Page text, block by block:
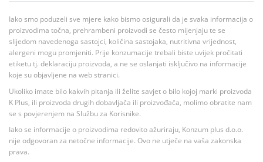
Iako smo poduzeli sve mjere kako bismo osigurali da je svaka informacija o
proizvodima točna, prehrambeni proizvodi se često mijenjaju te se
slijedom navedenoga sastojci, količina sastojaka, nutritivna vrijednost,
alergeni mogu promjeniti. Prije konzumacije trebali biste uvijek pročitati
etiketu tj. deklaraciju proizvoda, a ne se oslanjati isključivo na informacije
koje su objavljene na web stranici.
Ukoliko imate bilo kakvih pitanja ili želite savjet o bilo kojoj marki proizvoda
K Plus, ili proizvoda drugih dobavljača ili proizvođača, molimo obratite nam
se s povjerenjem na Službu za Korisnike.
Iako se informacije o proizvodima redovito ažuriraju, Konzum plus d.o.o.
nije odgovoran za netočne informacije. Ovo ne utječe na vaša zakonska
prava.